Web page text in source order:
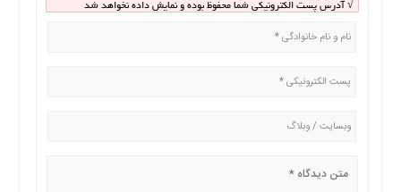
√ آدرس پست الکترونیکی شما محفوظ بوده و نمایش داده نخواهد شد